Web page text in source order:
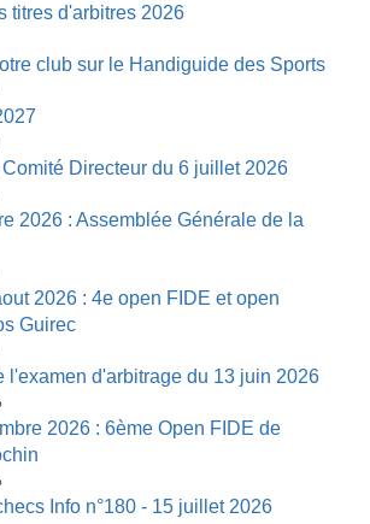
titres d'arbitres 2026
club sur le Handiguide des Sports
Directeur du 6 juillet 2026
2026 : Assemblée Générale de la
2026 : 4e open FIDE et open
Guirec
l'examen d'arbitrage du 13 juin 2026
2026 : 6ème Open FIDE de
Info n°180 - 15 juillet 2026